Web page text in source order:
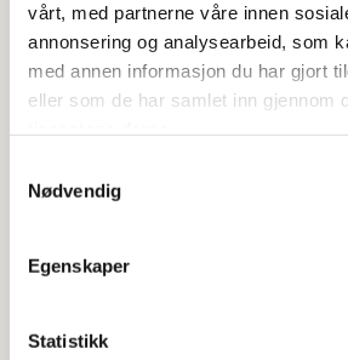
vårt, med partnerne våre innen
annonsering og analysearbeid, som
med annen informasjon du har gjort
eller som de har samlet inn gjennom
Nødvendig
Egenskaper
Statistikk